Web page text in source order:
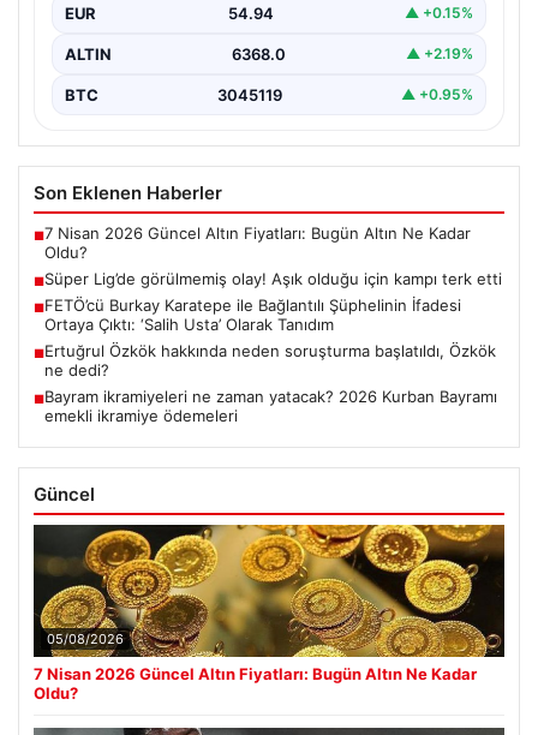
girişimini içeren…
EUR 54.94 ▲ +0.15%
ALTIN 6368.0 ▲ +2.19%
BTC 3045119 ▲ +0.95%
Son Eklenen Haberler
■7 Nisan 2026 Güncel Altın Fiyatları: Bugün Altın Ne Kadar
Oldu?
■Süper Lig’de görülmemiş olay! Aşık olduğu için kampı terk etti
■FETÖ’cü Burkay Karatepe ile Bağlantılı Şüphelinin İfadesi
Ortaya Çıktı: ‘Salih Usta’ Olarak Tanıdım
■Ertuğrul Özkök hakkında neden soruşturma başlatıldı, Özkök
ne dedi?
■Bayram ikramiyeleri ne zaman yatacak? 2026 Kurban Bayramı
emekli ikramiye ödemeleri
Güncel
05/08/2026
7 Nisan 2026 Güncel Altın Fiyatları: Bugün Altın Ne Kadar
Oldu?